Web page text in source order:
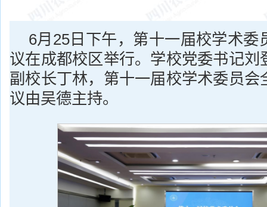
6月25日下午，第十一届校学术委
议在成都校区举行。学校党委书记刘
副校长丁林，第十一届校学术委员会
议由吴德主持。